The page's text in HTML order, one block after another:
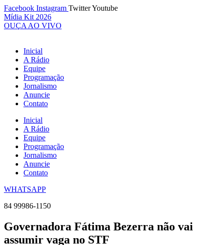
Ir
para
o
Facebook Instagram TwitterYoutube
Mídia Kit 2026
OUÇA AO VIVO
Inicial
A Rádio
Equipe
Programação
Jornalismo
Anuncie
Contato
Inicial
A Rádio
Equipe
Programação
Jornalismo
Anuncie
Contato
WHATSAPP
84 99986-1150
Governadora Fátima Bezerra não vai
assumir vaga no STF